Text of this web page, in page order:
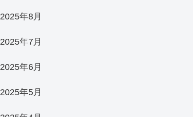
2025年8月
2025年7月
2025年6月
2025年5月